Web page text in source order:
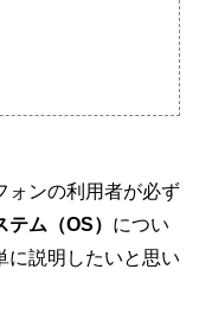
ォンの利用者が必ず
ム（OS） につい
に説明したいと思い